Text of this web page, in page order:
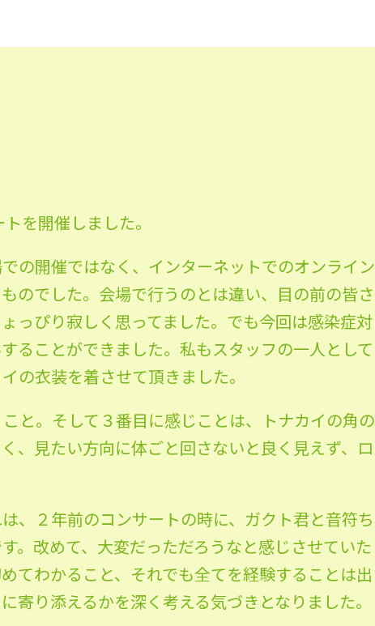
を開催しました。
の開催ではなく、インターネットでのオンライン
のでした。会場で行うのとは違い、目の前の皆さ
っぴり寂しく思ってました。でも今回は感染症対
ることができました。私もスタッフの一人として
の衣装を着させて頂きました。
と。そして３番目に感じことは、トナカイの角の
、見たい方向に体ごと回さないと良く見えず、ロ
、２年前のコンサートの時に、ガクト君と音符ち
。改めて、大変だっただろうなと感じさせていた
てわかること、それでも全てを経験することは出
り添えるかを深く考える気づきとなりました。